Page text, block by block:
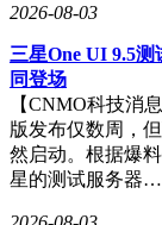
2026-08-03
三星One UI 9.5
同登场
【CNMO科技消
版发布仅数周，
然启动。根据爆
星的测试服务器…